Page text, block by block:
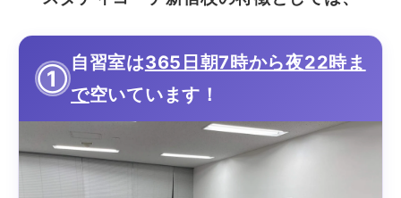
①
自習室は365日朝7時から夜22時ま
で空いています！